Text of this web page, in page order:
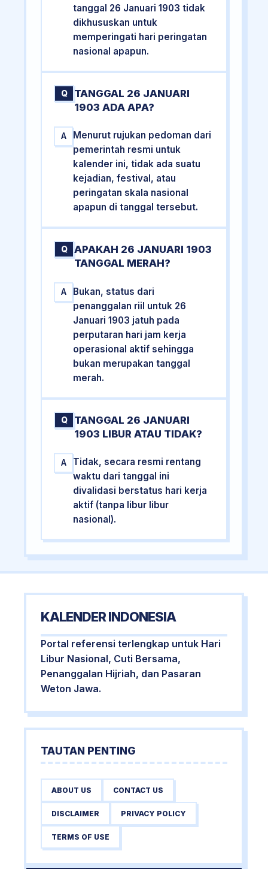
tanggal 26 Januari 1903 tidak
dikhususkan untuk
memperingati hari peringatan
nasional apapun.
Q
TANGGAL 26 JANUARI
1903 ADA APA?
A
Menurut rujukan pedoman dari
pemerintah resmi untuk
kalender ini, tidak ada suatu
kejadian, festival, atau
peringatan skala nasional
apapun di tanggal tersebut.
Q
APAKAH 26 JANUARI 1903
TANGGAL MERAH?
A
Bukan, status dari
penanggalan riil untuk 26
Januari 1903 jatuh pada
perputaran hari jam kerja
operasional aktif sehingga
bukan merupakan tanggal
merah.
Q
TANGGAL 26 JANUARI
1903 LIBUR ATAU TIDAK?
A
Tidak, secara resmi rentang
waktu dari tanggal ini
divalidasi berstatus hari kerja
aktif (tanpa libur libur
nasional).
KALENDER INDONESIA
Portal referensi terlengkap untuk Hari
Libur Nasional, Cuti Bersama,
Penanggalan Hijriah, dan Pasaran
Weton Jawa.
TAUTAN PENTING
ABOUT US CONTACT US
DISCLAIMER PRIVACY POLICY
TERMS OF USE